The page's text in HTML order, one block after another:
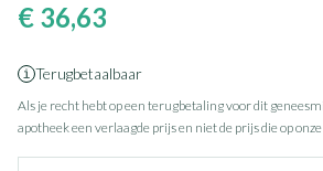
€ 36,63
Terugbetaalbaar
Als je recht hebt op een terugbetaling voor dit
apotheek een verlaagde prijs en niet de prijs die op